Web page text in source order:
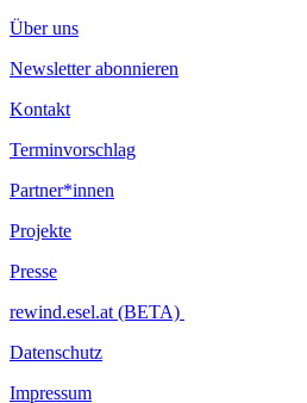
Über uns
Newsletter abonnieren
Kontakt
Terminvorschlag
Partner*innen
Projekte
Presse
rewind.esel.at (BETA)
Datenschutz
Impressum